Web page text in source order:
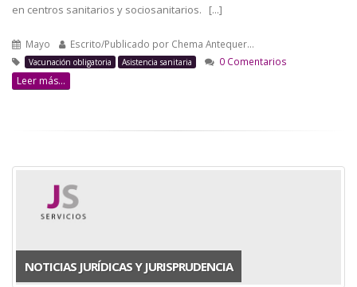
en centros sanitarios y sociosanitarios. [...]
Mayo Escrito/Publicado por Chema Antequer…
Vacunación obligatoria Asistencia sanitaria 0 Comentarios
Leer más...
NOTICIAS JURÍDICAS Y JURISPRUDENCIA